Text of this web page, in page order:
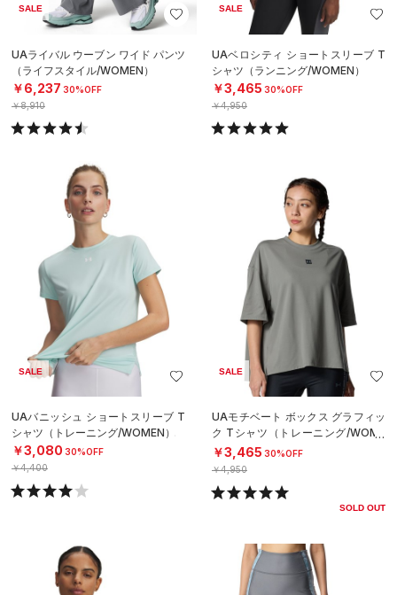
SALE
UAライバル ウーブン ワイド パンツ
（ライフスタイル/WOMEN）
￥6,237 30%OFF
￥8,910
SALE
UAベロシティ ショートスリーブ T
シャツ（ランニング/WOMEN）
￥3,465 30%OFF
￥4,950
SALE
UAバニッシュ ショートスリーブ T
シャツ（トレーニング/WOMEN）
￥3,080 30%OFF
￥4,400
SALE
UAモチベート ボックス グラフィッ
ク Tシャツ（トレーニング/WOME
N）
￥3,465 30%OFF
￥4,950
SOLD OUT